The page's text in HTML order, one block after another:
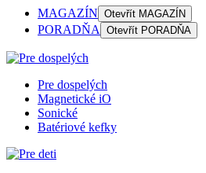
MAGAZÍN Otevřít MAGAZÍN
PORADŇA Otevřít PORADŇA
Pre dospelých
Magnetické iO
Sonické
Batériové kefky